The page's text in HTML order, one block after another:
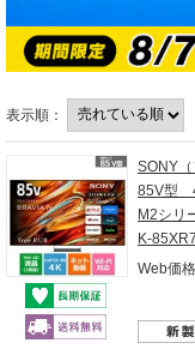
表示順：
SONY（
85V型
M2シリ
K-
Web価格